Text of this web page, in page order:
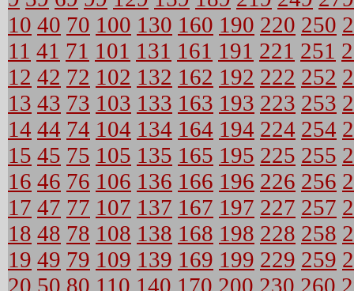
10 40 70 100 130 160 190 220 250
11 41 71 101 131 161 191 221 251
12 42 72 102 132 162 192 222 252
13 43 73 103 133 163 193 223 253
14 44 74 104 134 164 194 224 254
15 45 75 105 135 165 195 225 255
16 46 76 106 136 166 196 226 256
17 47 77 107 137 167 197 227 257
18 48 78 108 138 168 198 228 258
19 49 79 109 139 169 199 229 259
20 50 80 110 140 170 200 230 260